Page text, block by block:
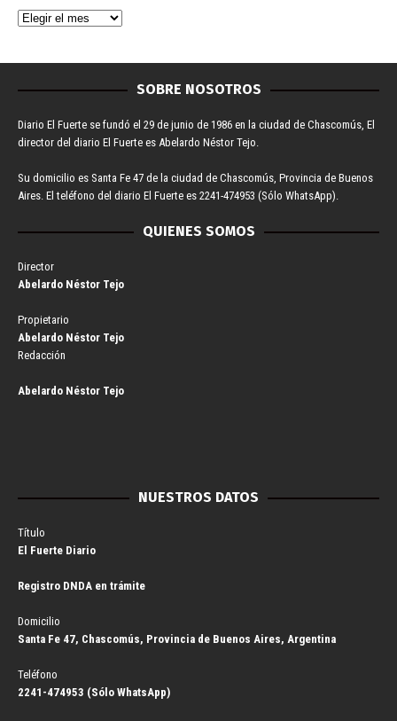
SOBRE NOSOTROS
Diario El Fuerte se fundó el 29 de junio de 1986 en la ciudad de Chascomús, El
director del diario El Fuerte es Abelardo Néstor Tejo.
Su domicilio es Santa Fe 47 de la ciudad de Chascomús, Provincia de Buenos
Aires. El teléfono del diario El Fuerte es 2241-474953 (Sólo WhatsApp).
QUIENES SOMOS
Director
Abelardo Néstor Tejo
Propietario
Abelardo Néstor Tejo
Redacción
Abelardo Néstor Tejo
NUESTROS DATOS
Título
El Fuerte Diario
Registro DNDA en trámite
Domicilio
Santa Fe 47, Chascomús, Provincia de Buenos Aires, Argentina
Teléfono
2241-474953 (Sólo WhatsApp)